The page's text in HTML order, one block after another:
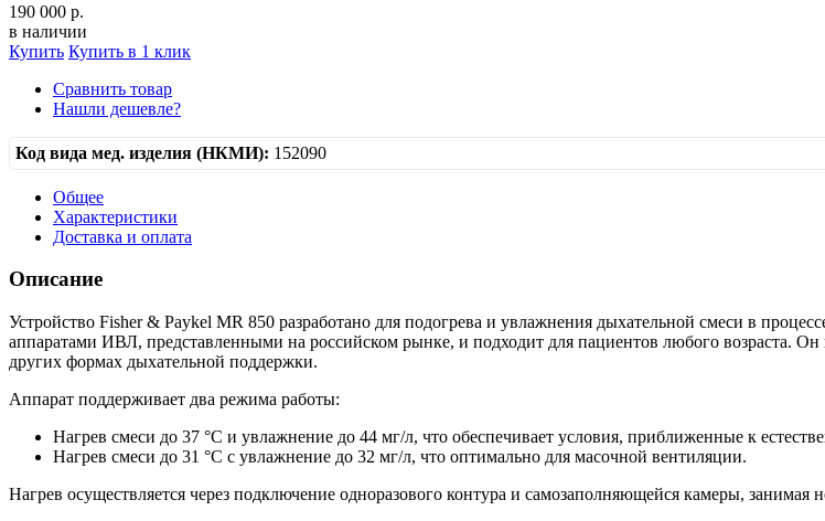
190 000 р.
в наличии
Купить Купить в 1 клик
Сравнить товар
Нашли дешевле?
Код вида мед. изделия (НКМИ): 152090
Общее
Характеристики
Доставка и оплата
Описание
Устройство Fisher & Paykel MR 850 разработано для подогрева и увлажнения дыхательной смеси в
аппаратами ИВЛ, представленными на российском рынке, и подходит для пациентов любого возраста.
других формах дыхательной поддержки.
Аппарат поддерживает два режима работы:
Нагрев смеси до 37 °C и увлажнение до 44 мг/л, что обеспечивает условия, приближенные к
Нагрев смеси до 31 °C с увлажнение до 32 мг/л, что оптимально для масочной вентиляции.
Нагрев осуществляется через подключение одноразового контура и самозаполняющейся камеры, занимая